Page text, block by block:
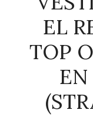
EL
TOP
EN